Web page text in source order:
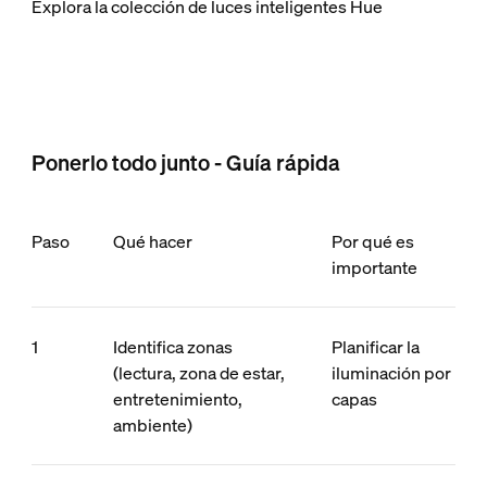
Explora la colección de luces inteligentes Hue
Ponerlo todo junto - Guía rápida
Paso Qué hacer
Por qué es
importante
1
Identifica zonas
(lectura, zona de estar,
entretenimiento,
ambiente)
Planificar la
iluminación por
capas